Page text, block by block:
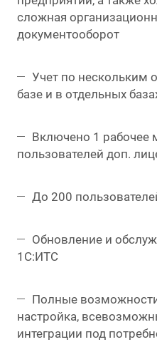
сложная
документооборот
Учет по нескольким
базе и в отдельных
Включено 1 рабочее
пользователей доп.
До 200
Обновление и
1С:ИТС
Полные
настройка,
интеграции под